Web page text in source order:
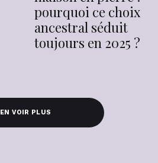
pourquoi ce choix
ancestral séduit
toujours en 2025 ?
EN VOIR PLUS